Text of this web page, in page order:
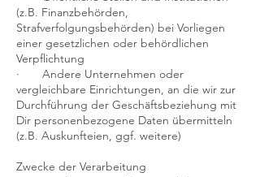
(z.B. Finanzbehörden,
Strafverfolgungsbehörden) bei Vorliegen
einer gesetzlichen oder behördlichen
Verpflichtung
· Andere Unternehmen oder
vergleichbare Einrichtungen, an die wir zur
Durchführung der Geschäftsbeziehung mit
Dir personenbezogene Daten übermitteln
(z.B. Auskunfteien, ggf. weitere)
Zwecke der Verarbeitung